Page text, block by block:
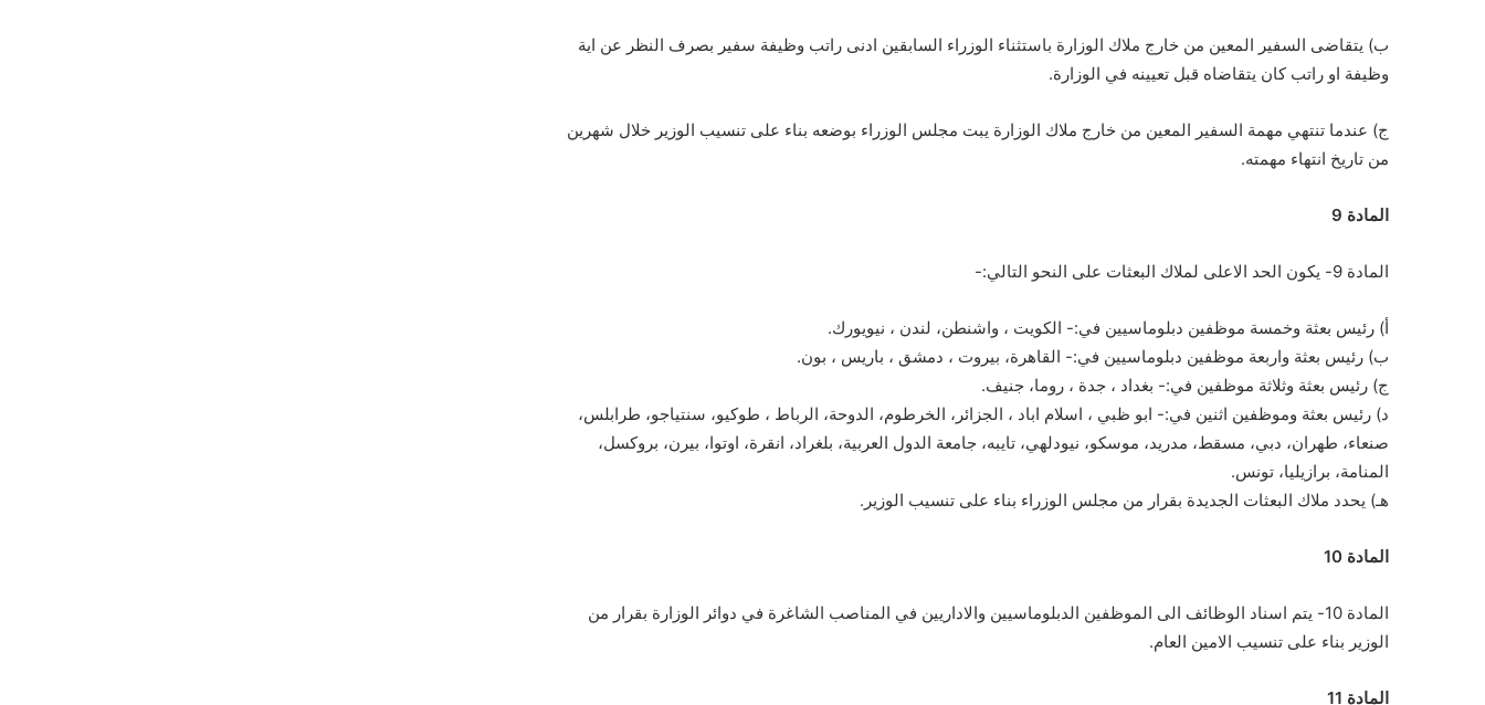
ب) يتقاضى السفير المعين من خارج ملاك الوزارة باستثناء الوزراء السابقين ادنى راتب وظيفة سفير بصرف النظر عن اية
وظيفة او راتب كان يتقاضاه قبل تعيينه في الوزارة.
ج) عندما تنتهي مهمة السفير المعين من خارج ملاك الوزارة يبت مجلس الوزراء بوضعه بناء على تنسيب الوزير خلال شهرين
من تاريخ انتهاء مهمته.
المادة 9
المادة 9- يكون الحد الاعلى لملاك البعثات على النحو التالي:-
أ) رئيس بعثة وخمسة موظفين دبلوماسيين في:- الكويت ، واشنطن، لندن ، نيويورك.
ب) رئيس بعثة واربعة موظفين دبلوماسيين في:- القاهرة، بيروت ، دمشق ، باريس ، بون.
ج) رئيس بعثة وثلاثة موظفين في:- بغداد ، جدة ، روما، جنيف.
د) رئيس بعثة وموظفين اثنين في:- ابو ظبي ، اسلام اباد ، الجزائر، الخرطوم، الدوحة، الرباط ، طوكيو، سنتياجو، طرابلس،
صنعاء، طهران، دبي، مسقط، مدريد، موسكو، نيودلهي، تايبه، جامعة الدول العربية، بلغراد، انقرة، اوتوا، بيرن، بروكسل،
المنامة، برازيليا، تونس.
هـ) يحدد ملاك البعثات الجديدة بقرار من مجلس الوزراء بناء على تنسيب الوزير.
المادة 10
المادة 10- يتم اسناد الوظائف الى الموظفين الدبلوماسيين والاداريين في المناصب الشاغرة في دوائر الوزارة بقرار من
الوزير بناء على تنسيب الامين العام.
المادة 11